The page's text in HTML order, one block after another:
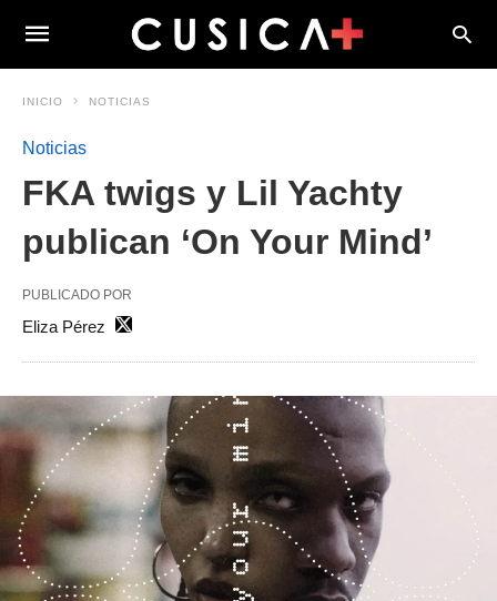
INICIO NOTICIAS
Noticias
FKA twigs y Lil Yachty
publican ‘On Your Mind’
PUBLICADO POR
Eliza Pérez